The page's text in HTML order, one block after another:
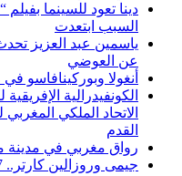
دينا تعود للسينما
السبب ابتعدت
ياسمين عبد العزيز
عن العوضي
أنغولا وبوركينافاسو
الكونفيدرالية
الاتحاد الملكي
القدم
رواق مغربي في مدينة
جيمى وروزالين كارتر.. 77 عامًا في القفص الذهبي